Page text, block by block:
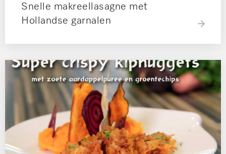
Snelle makreellasagne met
Hollandse garnalen